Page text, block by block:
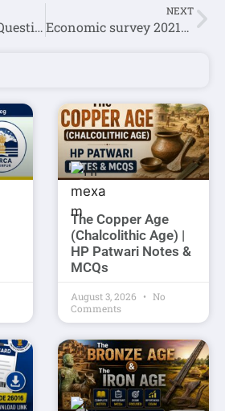
General Science Question Answer Set-1
NEXT
Economic survey 2021-22(आर्थिक सर्वेक्षण 2021-22)
The Copper Age
(Chalcolithic Age) |
HP Patwari Notes &
MCQs
August 3, 2026
No
Comments